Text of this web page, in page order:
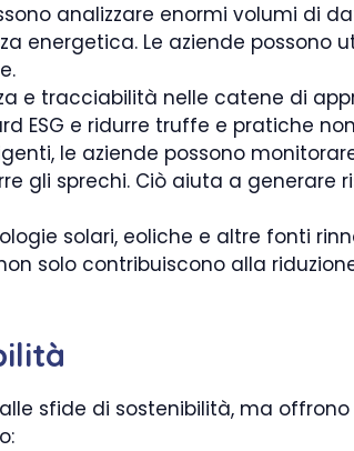
analizzare enormi volumi di
energetica. Le aziende possono
e tracciabilità nelle catene di
ESG e ridurre truffe e pratiche
le aziende possono
gli sprechi. Ciò aiuta a
solari, eoliche e altre fonti
solo contribuiscono alla
sfide di sostenibilità, ma